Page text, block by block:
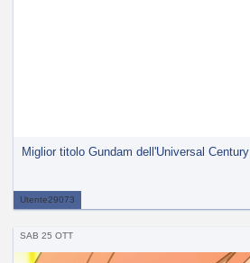
Miglior titolo Gundam dell'Universal Century
Utente29073
SAB 25 OTT